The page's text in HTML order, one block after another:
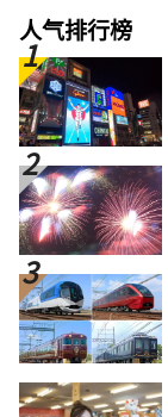
人气排行榜